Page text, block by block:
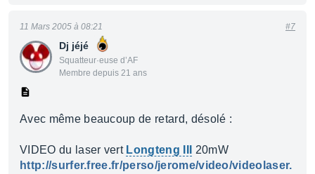
Dj jéjé
Squatteur·euse d’AF
Membre depuis 21 ans
11 Mars 2005 à 08:21 #7
Avec même beaucoup de retard, désolé :
VIDEO du laser vert Longteng III
20mW
http://surfer.free.fr/perso/jerome/video/videolaser.